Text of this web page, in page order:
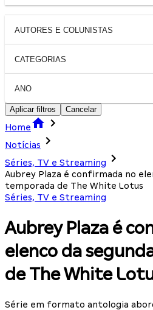
AUTORES E COLUNISTAS
CATEGORIAS
ANO
Aplicar filtros Cancelar
Home
Notícias
Séries, TV e Streaming
Aubrey Plaza é confirmada no
temporada de The White Lotus
Séries, TV e Streaming
Aubrey Plaza é
elenco da
de The White
Série em formato antologia